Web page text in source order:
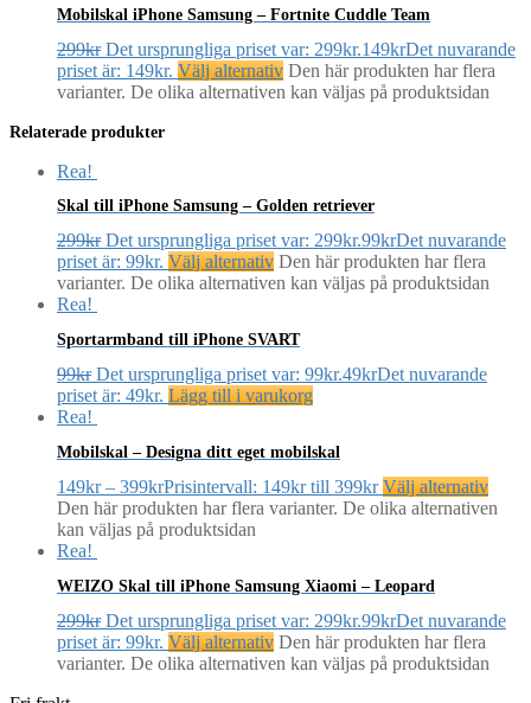
Mobilskal iPhone Samsung – Fortnite Cuddle Team
299kr Det ursprungliga priset var: 299kr.149krDet nuvarande
priset är: 149kr. Välj alternativ Den här produkten har flera
varianter. De olika alternativen kan väljas på produktsidan
Relaterade produkter
Rea!
Skal till iPhone Samsung – Golden retriever
299kr Det ursprungliga priset var: 299kr.99krDet nuvarande
priset är: 99kr. Välj alternativ Den här produkten har flera
varianter. De olika alternativen kan väljas på produktsidan
Rea!
Sportarmband till iPhone SVART
99kr Det ursprungliga priset var: 99kr.49krDet nuvarande
priset är: 49kr. Lägg till i varukorg
Rea!
Mobilskal – Designa ditt eget mobilskal
149kr – 399krPrisintervall: 149kr till 399kr Välj alternativ
Den här produkten har flera varianter. De olika alternativen
kan väljas på produktsidan
Rea!
WEIZO Skal till iPhone Samsung Xiaomi – Leopard
299kr Det ursprungliga priset var: 299kr.99krDet nuvarande
priset är: 99kr. Välj alternativ Den här produkten har flera
varianter. De olika alternativen kan väljas på produktsidan